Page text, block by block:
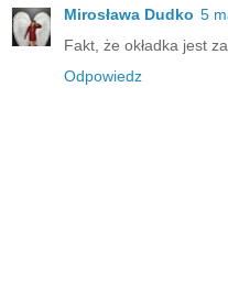
Mirosława Dudko 5
Fakt, że okładka jest
Odpowiedz